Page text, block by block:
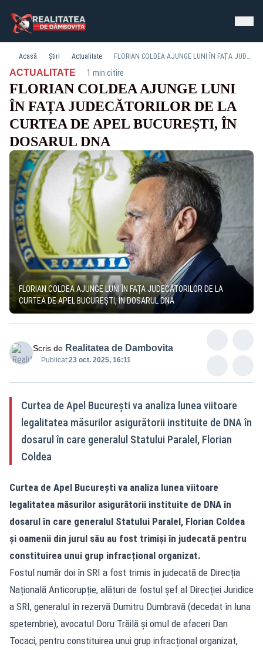
Acasă Știri Actualitate FLORIAN COLDEA AJUNGE LUNI ÎN FAȚA JUDECĂTORILOR DE LA CURTEA DE APEL BUCUREȘTI, ÎN DOSARUL DNA
ACTUALITATE· 1 min citire
FLORIAN COLDEA AJUNGE LUNI
ÎN FAȚA JUDECĂTORILOR DE LA
CURTEA DE APEL BUCUREȘTI, ÎN
DOSARUL DNA
FLORIAN COLDEA AJUNGE LUNI ÎN FAȚA JUDECĂTORILOR DE LA
CURTEA DE APEL BUCUREȘTI, ÎN DOSARUL DNA
Scris de Realitatea de Dambovita
Publicat:23 oct. 2025, 16:11
Curtea de Apel București va analiza lunea viitoare
legalitatea măsurilor asigurătorii instituite de DNA în
dosarul în care generalul Statului Paralel, Florian
Coldea
Curtea de Apel București va analiza lunea viitoare
legalitatea măsurilor asigurătorii instituite de DNA în
dosarul în care generalul Statului Paralel, Florian Coldea
și oamenii din jurul său au fost trimiși în judecată pentru
constituirea unui grup infracțional organizat.
Fostul număr doi în SRI a fost trimis în judecată de Direcția
Națională Anticorupție, alături de fostul șef al Direcției Juridice
a SRI, generalul în rezervă Dumitru Dumbravă (decedat în luna
spetembrie), avocatul Doru Trăilă și omul de afaceri Dan
Tocaci, pentru constituirea unui grup infracțional organizat,